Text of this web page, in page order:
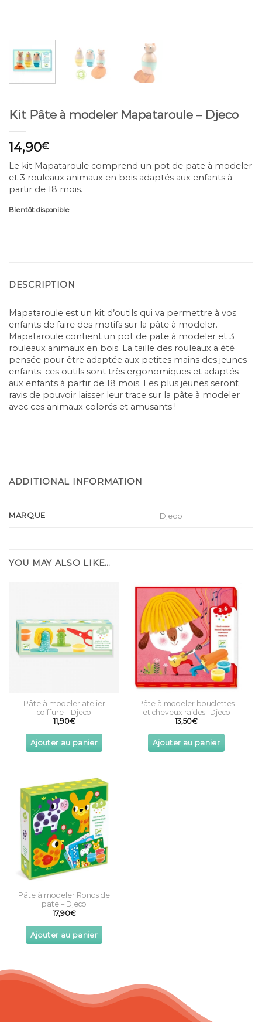
Kit Pâte à modeler Mapataroule – Djeco
14,90€
Le kit Mapataroule comprend un pot de pate à modeler
et 3 rouleaux animaux en bois adaptés aux enfants à
partir de 18 mois.
Bientôt disponible
DESCRIPTION
Mapataroule est un kit d’outils qui va permettre à vos
enfants de faire des motifs sur la pâte à modeler.
Mapataroule contient un pot de pate à modeler et 3
rouleaux animaux en bois. La taille des rouleaux a été
pensée pour être adaptée aux petites mains des jeunes
enfants. ces outils sont très ergonomiques et adaptés
aux enfants à partir de 18 mois. Les plus jeunes seront
ravis de pouvoir laisser leur trace sur la pâte à modeler
avec ces animaux colorés et amusants !
ADDITIONAL INFORMATION
MARQUE Djeco
YOU MAY ALSO LIKE…
Pâte à modeler atelier
coiffure – Djeco
11,90€
Ajouter au panier
Pâte à modeler bouclettes
et cheveux raides- Djeco
13,50€
Ajouter au panier
Pâte à modeler Ronds de
pate – Djeco
17,90€
Ajouter au panier